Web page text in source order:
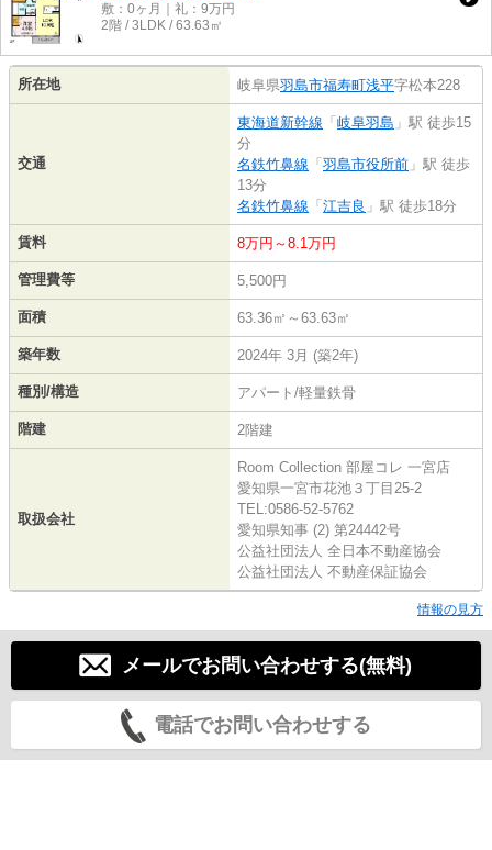
敷：0ヶ月｜礼：9万円
2階 / 3LDK / 63.63㎡
所在地 岐阜県羽島市福寿町浅平字松本228
交通
東海道新幹線 「 岐阜羽島 」駅 徒歩15
分
名鉄竹鼻線 「 羽島市役所前 」駅 徒歩
13分
名鉄竹鼻線 「 江吉良 」駅 徒歩18分
賃料 8万円～8.1万円
管理費等 5,500円
面積 63.36㎡～63.63㎡
築年数 2024年 3月 (築2年)
種別/構造 アパート/軽量鉄骨
階建 2階建
取扱会社
Room Collection 部屋コレ 一宮店
愛知県一宮市花池３丁目25-2
TEL:0586-52-5762
愛知県知事 (2) 第24442号
公益社団法人 全日本不動産協会
公益社団法人 不動産保証協会
情報の見方
メールでお問い合わせする(無料)
電話でお問い合わせする